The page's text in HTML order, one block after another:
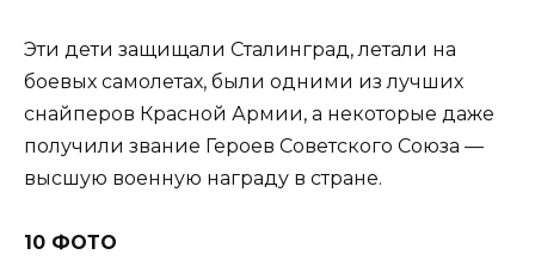
Эти дети защищали Сталинград, летали на
боевых самолетах, были одними из лучших
снайперов Красной Армии, а некоторые даже
получили звание Героев Советского Союза —
высшую военную награду в стране.
10 ФОТО